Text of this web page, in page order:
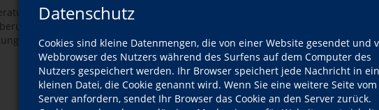
Datenschutz
Cookies sind kleine Datenmengen, die von einer Website gesendet und
Webbrowser des Nutzers während des Surfens auf dem Computer des
Nutzers gespeichert werden. Ihr Browser speichert jede Nachricht in
kleinen Datei, die Cookie genannt wird. Wenn Sie eine weitere Seite vom
Server anfordern, sendet Ihr Browser das Cookie an den Server zurück.
sowie Weiterbildungsanbieter für die Fördermaßnahme
Werdeganges oder als Unterstützung bei Bewerbungen
zum ProfilPASS an.
Bildungsprämie